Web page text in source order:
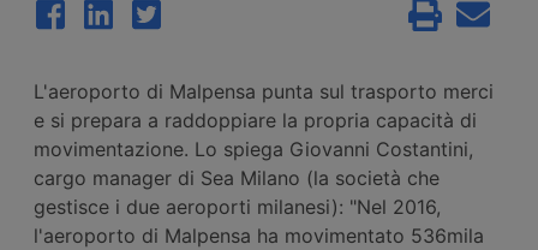
L'aeroporto di Malpensa punta sul trasporto merci
e si prepara a raddoppiare la propria capacità di
movimentazione. Lo spiega Giovanni Costantini,
cargo manager di Sea Milano (la società che
gestisce i due aeroporti milanesi): "Nel 2016,
l'aeroporto di Malpensa ha movimentato 536mila